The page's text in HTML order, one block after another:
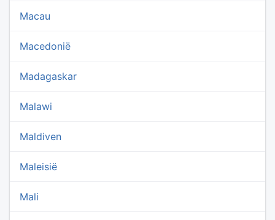
Macau
Macedonië
Madagaskar
Malawi
Maldiven
Maleisië
Mali